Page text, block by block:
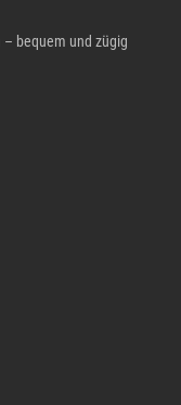
bequem und zügig